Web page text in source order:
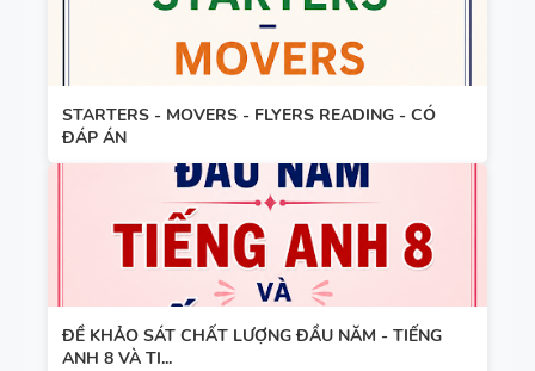
STARTERS - MOVERS - FLYERS READING - CÓ
ĐÁP ÁN
ĐỀ KHẢO SÁT CHẤT LƯỢNG ĐẦU NĂM - TIẾNG
ANH 8 VÀ TI...